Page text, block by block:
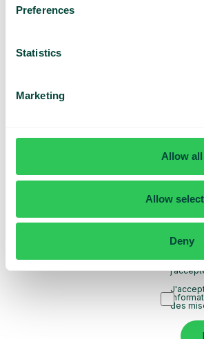
Preferences
Statistics
Marketing
Allow all
Allow
Deny
Obtenez une
démo et un
devis
personnalisés
Présentation de nos
Telavox peut apporter à
des